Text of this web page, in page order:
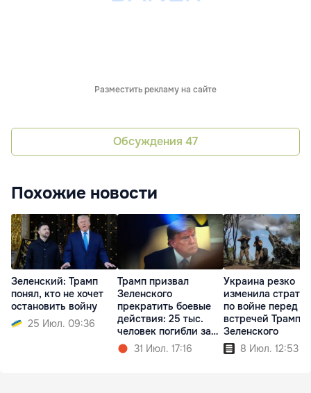
Разместить рекламу на сайте
Обсуждения 47
Похожие новости
Зеленский: Трамп
понял, кто не хочет
остановить войну
25 Июл. 09:36
Трамп призвал
Зеленского
прекратить боевые
действия: 25 тыс.
человек погибли за
месяц31 Июл. 17:16
Украина резко
изменила
по войне перед
встречей Трампа
Зеленского
8 Июл. 12:53